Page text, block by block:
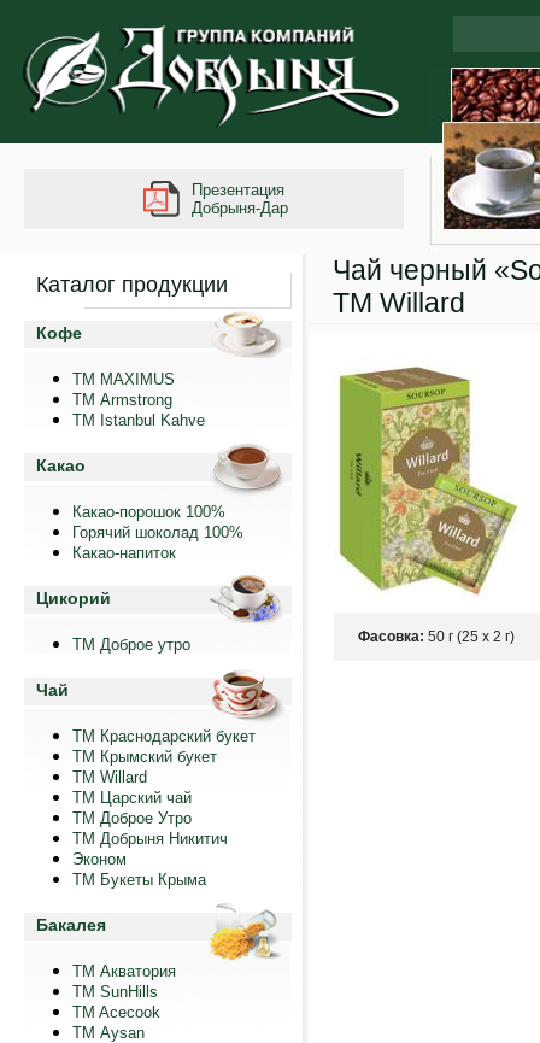
Презентация
Добрыня-Дар
Каталог продукции
Кофе
ТМ MAXIMUS
ТМ Armstrong
TM Istanbul Kahve
Какао
Какао-порошок 100%
Горячий шоколад 100%
Какао-напиток
Цикорий
ТМ Доброе утро
Чай
ТМ Краснодарский букет
ТМ Крымский букет
ТМ Willard
ТМ Царский чай
ТМ Доброе Утро
ТМ Добрыня Никитич
Эконом
ТМ Букеты Крыма
Бакалея
ТМ Акватория
ТМ SunHills
TM Acecook
ТМ Aysan
Чай черный
ТМ Willard
Фасовка: 50 г (25 х 2 г)